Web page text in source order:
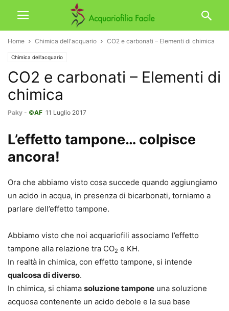
Home Chimica dell'acquario CO2 e carbonati – Elementi di chimica
Chimica dell'acquario
CO2 e carbonati – Elementi di
chimica
Paky - ©AF 11 Luglio 2017
L’effetto tampone… colpisce
ancora!
Ora che abbiamo visto cosa succede quando aggiungiamo
un acido in acqua, in presenza di bicarbonati, torniamo a
parlare dell’effetto tampone.
Abbiamo visto che noi acquariofili associamo l’effetto
tampone alla relazione tra CO2 e KH.
In realtà in chimica, con effetto tampone, si intende
qualcosa di diverso.
In chimica, si chiama soluzione tampone una soluzione
acquosa contenente un acido debole e la sua base